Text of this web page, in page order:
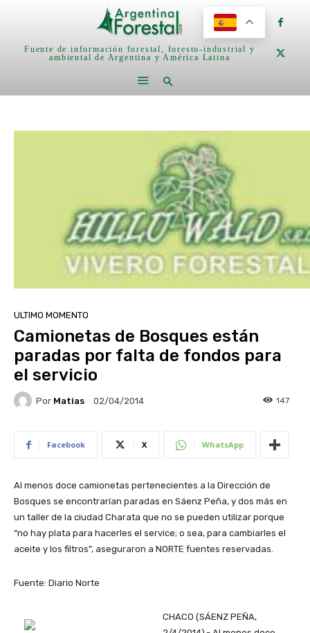
Fuente de información forestal, foresto-industrial y
ambiental de Argentina y América Latina
ULTIMO MOMENTO
Camionetas de Bosques están
paradas por falta de fondos para
el servicio
Por Matias 02/04/2014 147
Facebook X WhatsApp
Al menos doce camionetas pertenecientes a la Dirección de
Bosques se encontrarían paradas en Sáenz Peña, y dos más en
un taller de la ciudad Charata que no se pueden utilizar porque
“no hay plata para hacerles el service; o sea, para cambiarles el
aceite y los filtros”, aseguraron a NORTE fuentes reservadas.
Fuente: Diario Norte
CHACO (SÁENZ PEÑA,